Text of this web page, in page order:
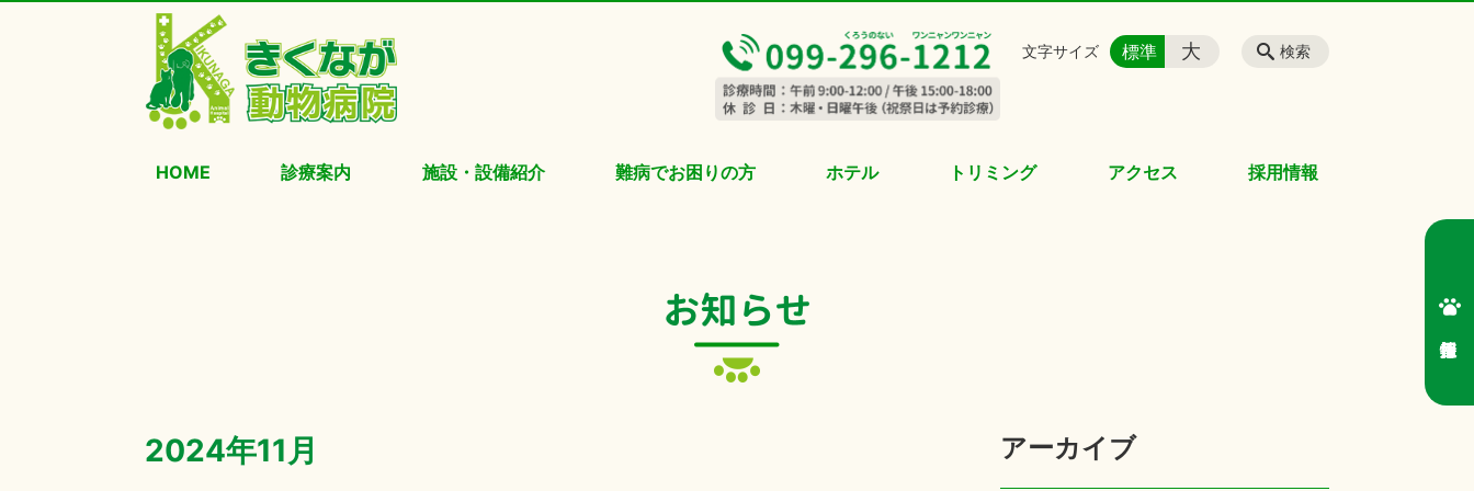
HOME 診療案内 施設・設備紹介 難病でお困りの方 ホテル トリミング アクセス 採用情報
検索
文字サイズ 標準 大
2024年11月 アーカイブ